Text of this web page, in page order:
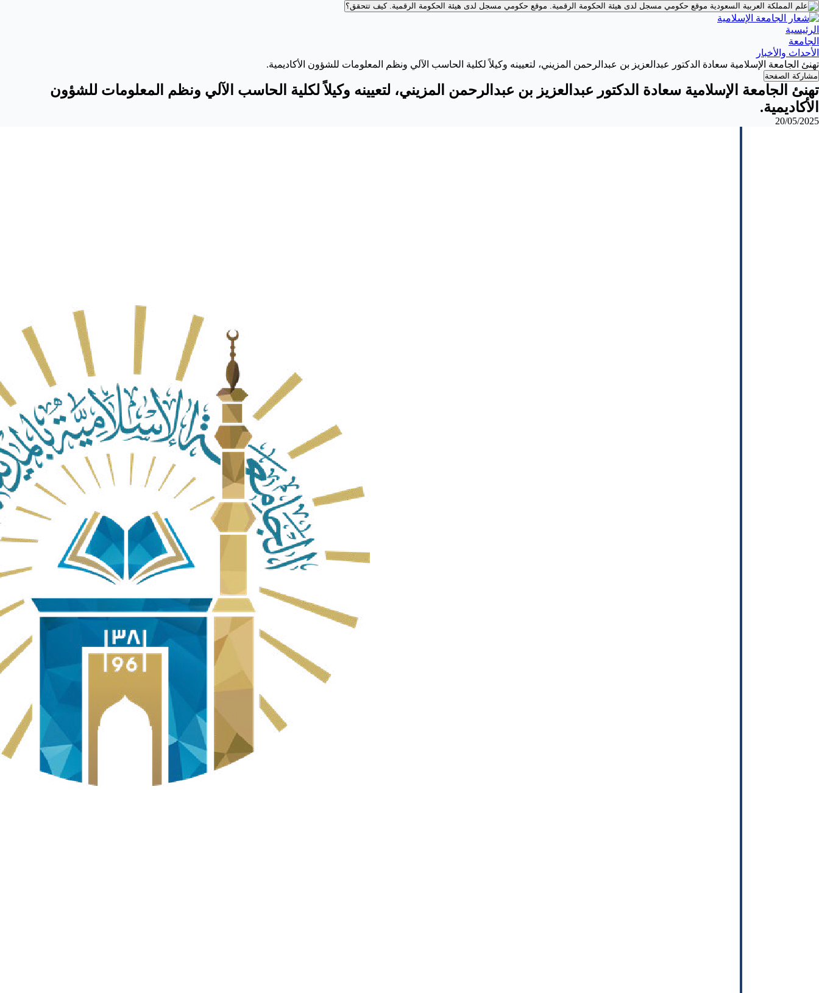
موقع حكومي مسجل لدى هيئة الحكومة الرقمية. موقع حكومي مسجل لدى هيئة الحكومة الرقمية.كيف تتحقق؟
الرئيسية
الجامعة
الأحداث والأخبار
تهنئ الجامعة الإسلامية سعادة الدكتور عبدالعزيز بن عبدالرحمن المزيني، لتعيينه وكيلاً لكلية الحاسب الآلي ونظم المعلومات للشؤون الأكاديمية.
مشاركة الصفحة
تهنئ الجامعة الإسلامية سعادة الدكتور عبدالعزيز بن عبدالرحمن المزيني، لتعيينه وكيلاً لكلية الحاسب الآلي ونظم المعلومات للشؤون
الأكاديمية.
20/05/2025